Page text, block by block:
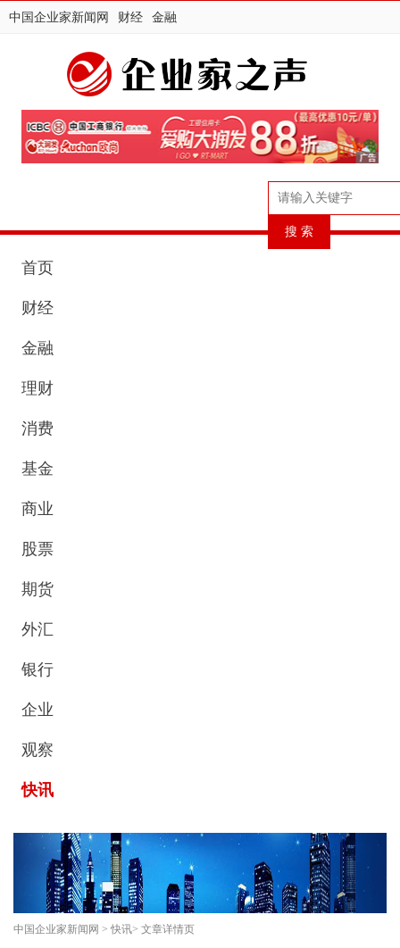
中国企业家新闻网 财经 金融
首页
财经
金融
理财
消费
基金
商业
股票
期货
外汇
银行
企业
观察
快讯
中国企业家新闻网 > 快讯> 文章详情页